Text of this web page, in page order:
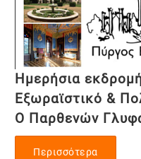
Ημερήσια
Εξωραϊστικό &
Ο Παρθενών
Περισσότερα